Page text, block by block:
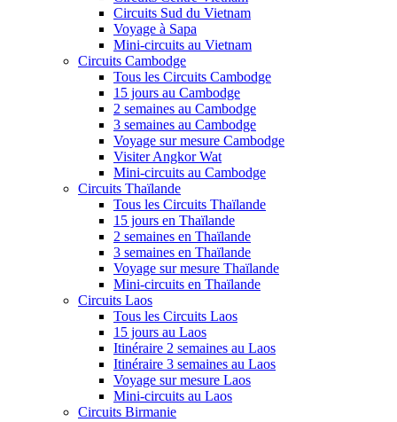
Circuits Sud du Vietnam
Voyage à Sapa
Mini-circuits au Vietnam
Circuits Cambodge
Tous les Circuits Cambodge
15 jours au Cambodge
2 semaines au Cambodge
3 semaines au Cambodge
Voyage sur mesure Cambodge
Visiter Angkor Wat
Mini-circuits au Cambodge
Circuits Thaïlande
Tous les Circuits Thaïlande
15 jours en Thaïlande
2 semaines en Thaïlande
3 semaines en Thaïlande
Voyage sur mesure Thaïlande
Mini-circuits en Thaïlande
Circuits Laos
Tous les Circuits Laos
15 jours au Laos
Itinéraire 2 semaines au Laos
Itinéraire 3 semaines au Laos
Voyage sur mesure Laos
Mini-circuits au Laos
Circuits Birmanie